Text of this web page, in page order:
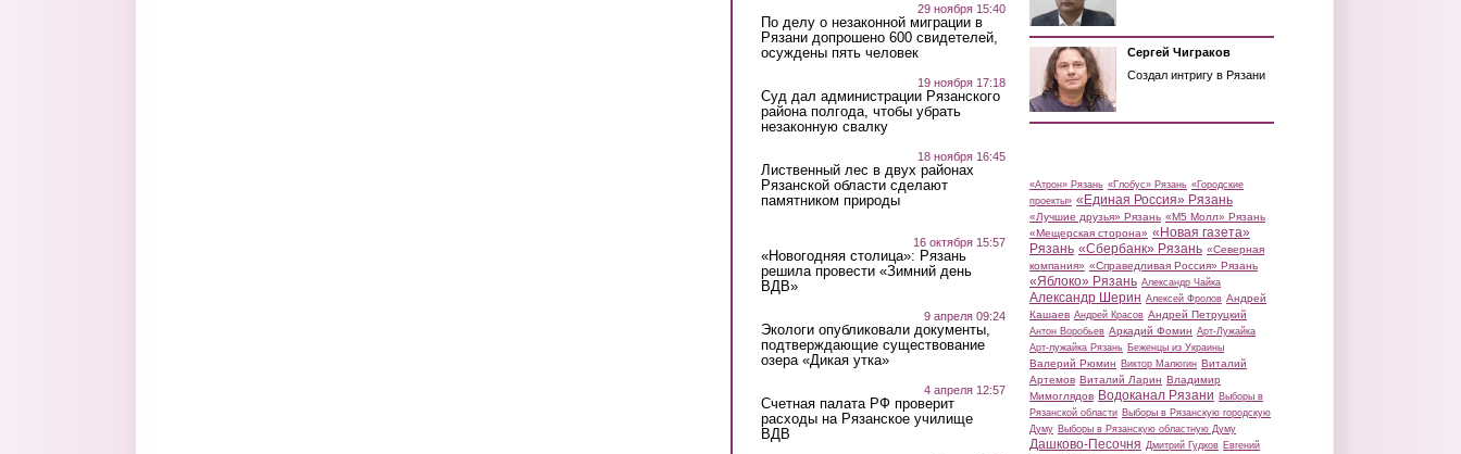
29 ноября 15:40
По делу о незаконной миграции в
Рязани допрошено 600 свидетелей,
осуждены пять человек
19 ноября 17:18
Суд дал администрации Рязанского
района полгода, чтобы убрать
незаконную свалку
18 ноября 16:45
Лиственный лес в двух районах
Рязанской области сделают
памятником природы
16 октября 15:57
«Новогодняя столица»: Рязань
решила провести «Зимний день
ВДВ»
9 апреля 09:24
Экологи опубликовали документы,
подтверждающие существование
озера «Дикая утка»
4 апреля 12:57
Счетная палата РФ проверит
расходы на Рязанское училище
ВДВ
Сергей Чиграков
Создал интригу в Рязани
«Атрон» Рязань «Глобус» Рязань «Городские
проекты» «Единая Россия» Рязань
«Лучшие друзья» Рязань «М5 Молл» Рязань
«Мещерская сторона» «Новая газета»
Рязань «Сбербанк» Рязань «Северная
компания» «Справедливая Россия» Рязань
«Яблоко» Рязань Александр Чайка
Александр Шерин Алексей Фролов Андрей
Кашаев Андрей Красов Андрей Петруцкий
Антон Воробьев Аркадий Фомин Арт-Лужайка
Арт-лужайка Рязань Беженцы из Украины
Валерий Рюмин Виктор Малюгин Виталий
Артемов Виталий Ларин Владимир
Мимоглядов Водоканал Рязани Выборы в
Рязанской области Выборы в Рязанскую городскую
Думу Выборы в Рязанскую областную Думу
Дашково-Песочня Дмитрий Гудков Евгений